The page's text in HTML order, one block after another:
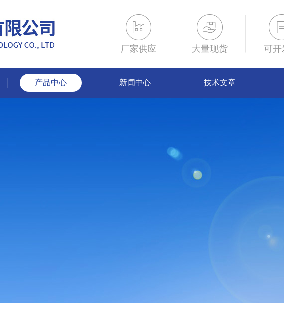
厂家供应 大量现货 可开
产品中心 新闻中心 技术文章